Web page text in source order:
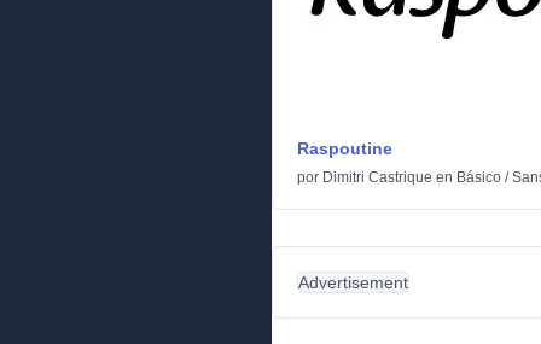
Raspoutine
por Dimitri Castrique en Básico /
Advertisement